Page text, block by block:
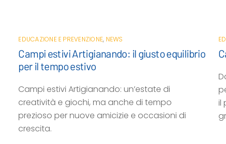
EDUCAZIONE E PREVENZIONE, NEWS
Campi estivi Artigianando: il giusto equilibrio
per il tempo estivo
Campi estivi Artigianando: un’estate di
creatività e giochi, ma anche di tempo
prezioso per nuove amicizie e occasioni di
crescita.
il